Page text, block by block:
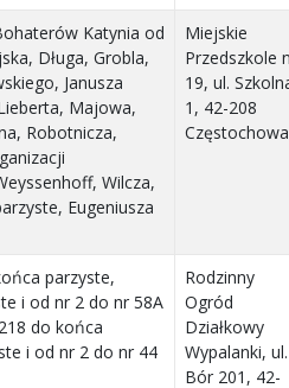
Katynia od
Długa, Grobla,
Janusza
Majowa,
Robotnicza,
Wilcza,
Eugeniusza
Miejskie
Przedszkole
19, ul.
1, 42-208
Częstochowa
parzyste,
i od nr 2 do nr 58A
do końca
i od nr 2 do nr 44
Rodzinny
Ogród
Działkowy
Wypalanki, ul.
Bór 201, 42-